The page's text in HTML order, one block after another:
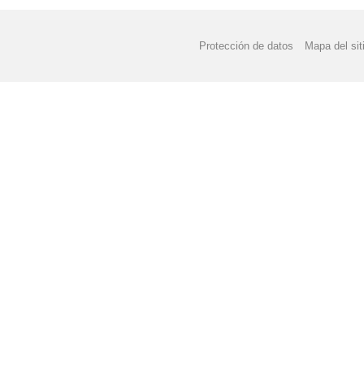
Protección de datos Mapa del